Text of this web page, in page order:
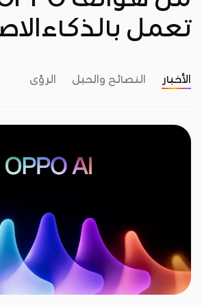
تعمل
الأخبار النصائح والحيل الرؤى
0:26